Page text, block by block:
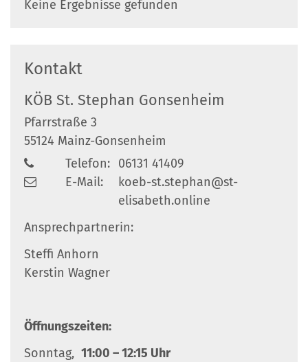
Keine Ergebnisse gefunden
Kontakt
KÖB St. Stephan Gonsenheim
Pfarrstraße 3
55124 Mainz-Gonsenheim
Telefon: 06131 41409
E-Mail:
koeb-st.stephan@st-
elisabeth.online
Ansprechpartnerin:
Steffi Anhorn
Kerstin Wagner
Öffnungszeiten:
Sonntag, 11:00 – 12:15 Uhr